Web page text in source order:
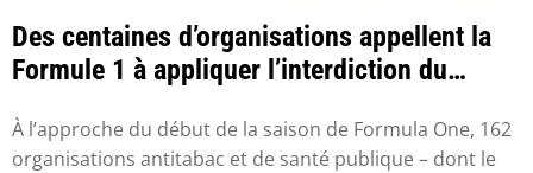
Des centaines d’organisations appellent la
Formule 1 à appliquer l’interdiction du
À l’approche du début de la saison de Formula One, 162
organisations antitabac et de santé publique – dont le